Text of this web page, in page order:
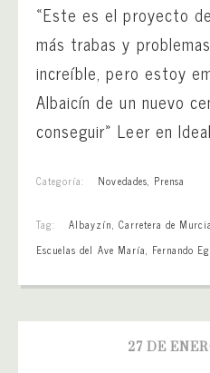
«Este es el proyecto
más trabas y
increíble, pero estoy
Albaicín de un nuevo
conseguir» Leer en
Categoría: Novedades, Prensa
Tag: Albayzín, Carretera de
Escuelas del Ave María, Fernando
27 DE